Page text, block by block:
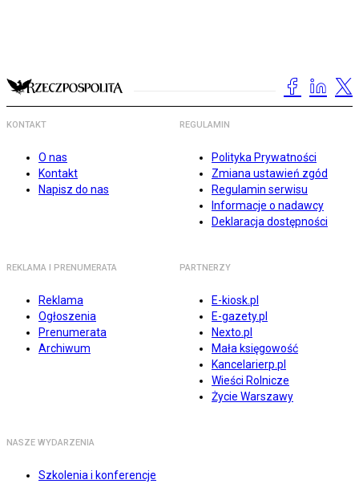
KONTAKT
O nas
Kontakt
Napisz do nas
REGULAMIN
Polityka Prywatności
Zmiana ustawień zgód
Regulamin serwisu
Informacje o nadawcy
Deklaracja dostępności
REKLAMA I PRENUMERATA
Reklama
Ogłoszenia
Prenumerata
Archiwum
PARTNERZY
E-kiosk.pl
E-gazety.pl
Nexto.pl
Mała księgowość
Kancelarierp.pl
Wieści Rolnicze
Życie Warszawy
NASZE WYDARZENIA
Szkolenia i konferencje